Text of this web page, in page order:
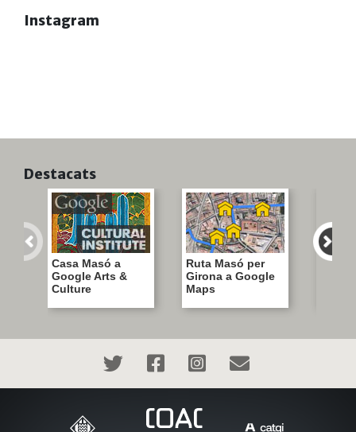
Instagram
Destacats
Casa Masó a
Google Arts &
Culture
Ruta Masó per
Girona a Google
Maps
Visita